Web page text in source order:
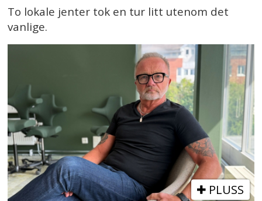
To lokale jenter tok en tur litt utenom det
vanlige.
PLUSS